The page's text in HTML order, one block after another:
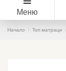
Меню
Начало Топ матраци